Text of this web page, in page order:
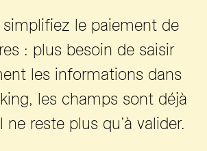
simplifiez le paiement de
: plus besoin de saisir
les informations dans
les champs sont déjà
reste plus qu’à valider.